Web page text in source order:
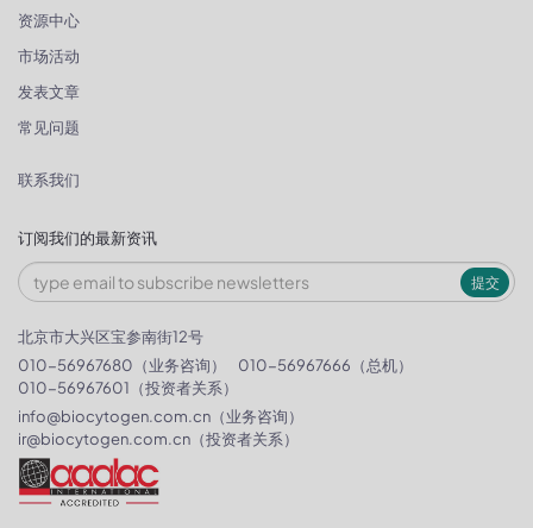
资源中心
市场活动
发表文章
常见问题
联系我们
订阅我们的最新资讯
提交
北京市大兴区宝参南街12号
010-56967680（业务咨询）
010-56967666（总机）
010-56967601（投资者关系）
info@biocytogen.com.cn （业务咨询）
ir@biocytogen.com.cn （投资者关系）